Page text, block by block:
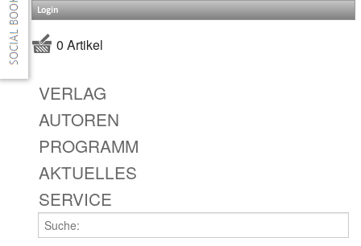
Login
0 Artikel
VERLAG
AUTOREN
PROGRAMM
AKTUELLES
SERVICE